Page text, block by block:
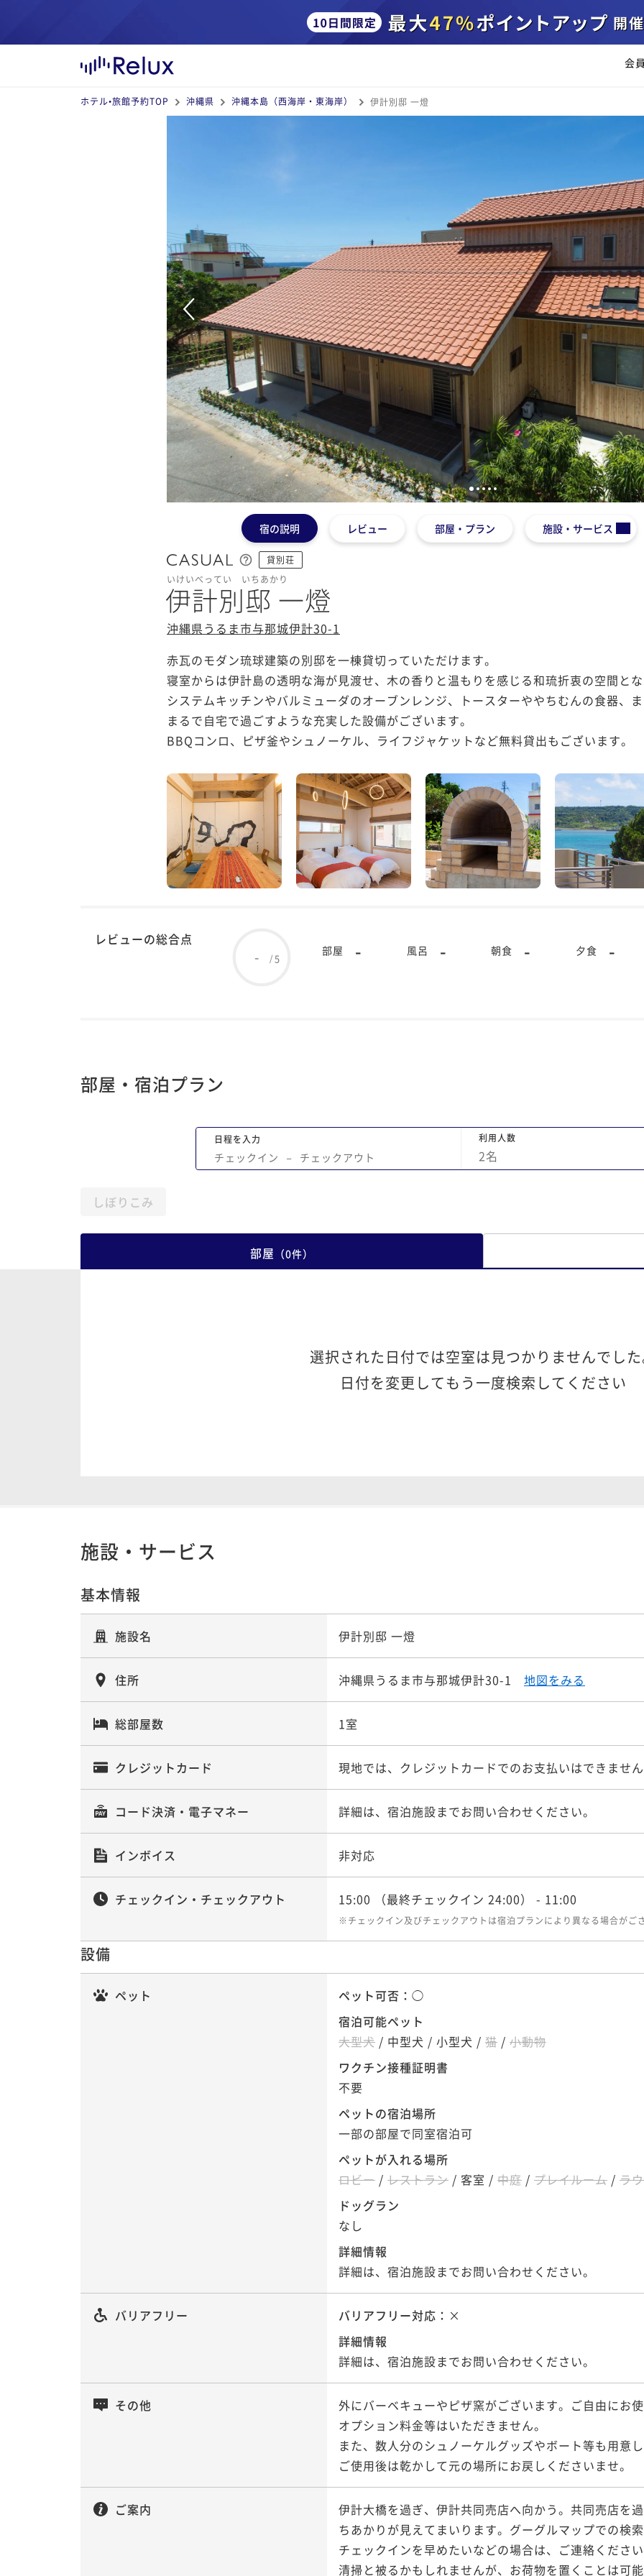
会
ホテル•旅館予約TOP 沖縄県 沖縄本島（西海岸・東海岸） 伊計別邸 一燈
1 2345
宿の説明 レビュー 部屋・プラン 施設・サービス
貸別荘
いけいべってい いちあかり
伊計別邸 一燈
沖縄県うるま市与那城伊計30-1
赤瓦のモダン琉球建築の別邸を一棟貸切っていただけます。
寝室からは伊計島の透明な海が見渡せ、木の香りと温もりを感じる和琉折衷の空間と
システムキッチンやバルミューダのオーブンレンジ、トースターややちむんの食器、
まるで自宅で過ごすような充実した設備がございます。
BBQコンロ、ピザ釜やシュノーケル、ライフジャケットなど無料貸出もございます。
レビューの総合点
- /5
部屋 - 風呂 - 朝食 - 夕食 -
部屋・宿泊プラン
日程を入力
チェックイン − チェックアウト
利用人数
2名
しぼりこみ
部屋 （0件）
選択された日付では空室は見つかりませんでし
日付を変更してもう一度検索してください
施設・サービス
基本情報
施設名 伊計別邸 一燈
住所 沖縄県うるま市与那城伊計30-1 地図をみる
総部屋数 1室
クレジットカード 現地では、クレジットカードでのお支払いはできません
コード決済・電子マネー 詳細は、宿泊施設までお問い合わせください。
インボイス 非対応
チェックイン・チェックアウト 15:00 （最終チェックイン 24:00） - 11:00
※チェックイン及びチェックアウトは宿泊プランにより異なる場合がご
設備
ペット ペット可否： ◯
宿泊可能ペット
大型犬 / 中型犬 / 小型犬 / 猫 / 小動物
ワクチン接種証明書
不要
ペットの宿泊場所
一部の部屋で同室宿泊可
ペットが入れる場所
ロビー / レストラン / 客室 / 中庭 / プレイルーム / ラ
ドッグラン
なし
詳細情報
詳細は、宿泊施設までお問い合わせください。
バリアフリー バリアフリー対応： ×
詳細情報
詳細は、宿泊施設までお問い合わせください。
その他
外にバーベキューやピザ窯がございます。ご自由にお
オプション料金等はいただきません。
また、数人分のシュノーケルグッズやボート等も用意
ご使用後は乾かして元の場所にお戻しくださいませ。
ご案内
伊計大橋を過ぎ、伊計共同売店へ向かう。共同売店を
ちあかりが見えてまいります。グーグルマップでの検
チェックインを早めたいなどの場合は、ご連絡くださ
清掃と被るかもしれませんが、お荷物を置くことは可